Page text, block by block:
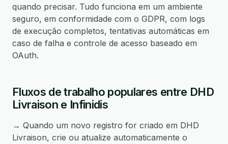
quando precisar. Tudo funciona em um ambiente
seguro, em conformidade com o GDPR, com logs
de execução completos, tentativas automáticas em
caso de falha e controle de acesso baseado em
OAuth.
Fluxos de trabalho populares entre DHD
Livraison e Infinidis
→ Quando um novo registro for criado em DHD
Livraison, crie ou atualize automaticamente o